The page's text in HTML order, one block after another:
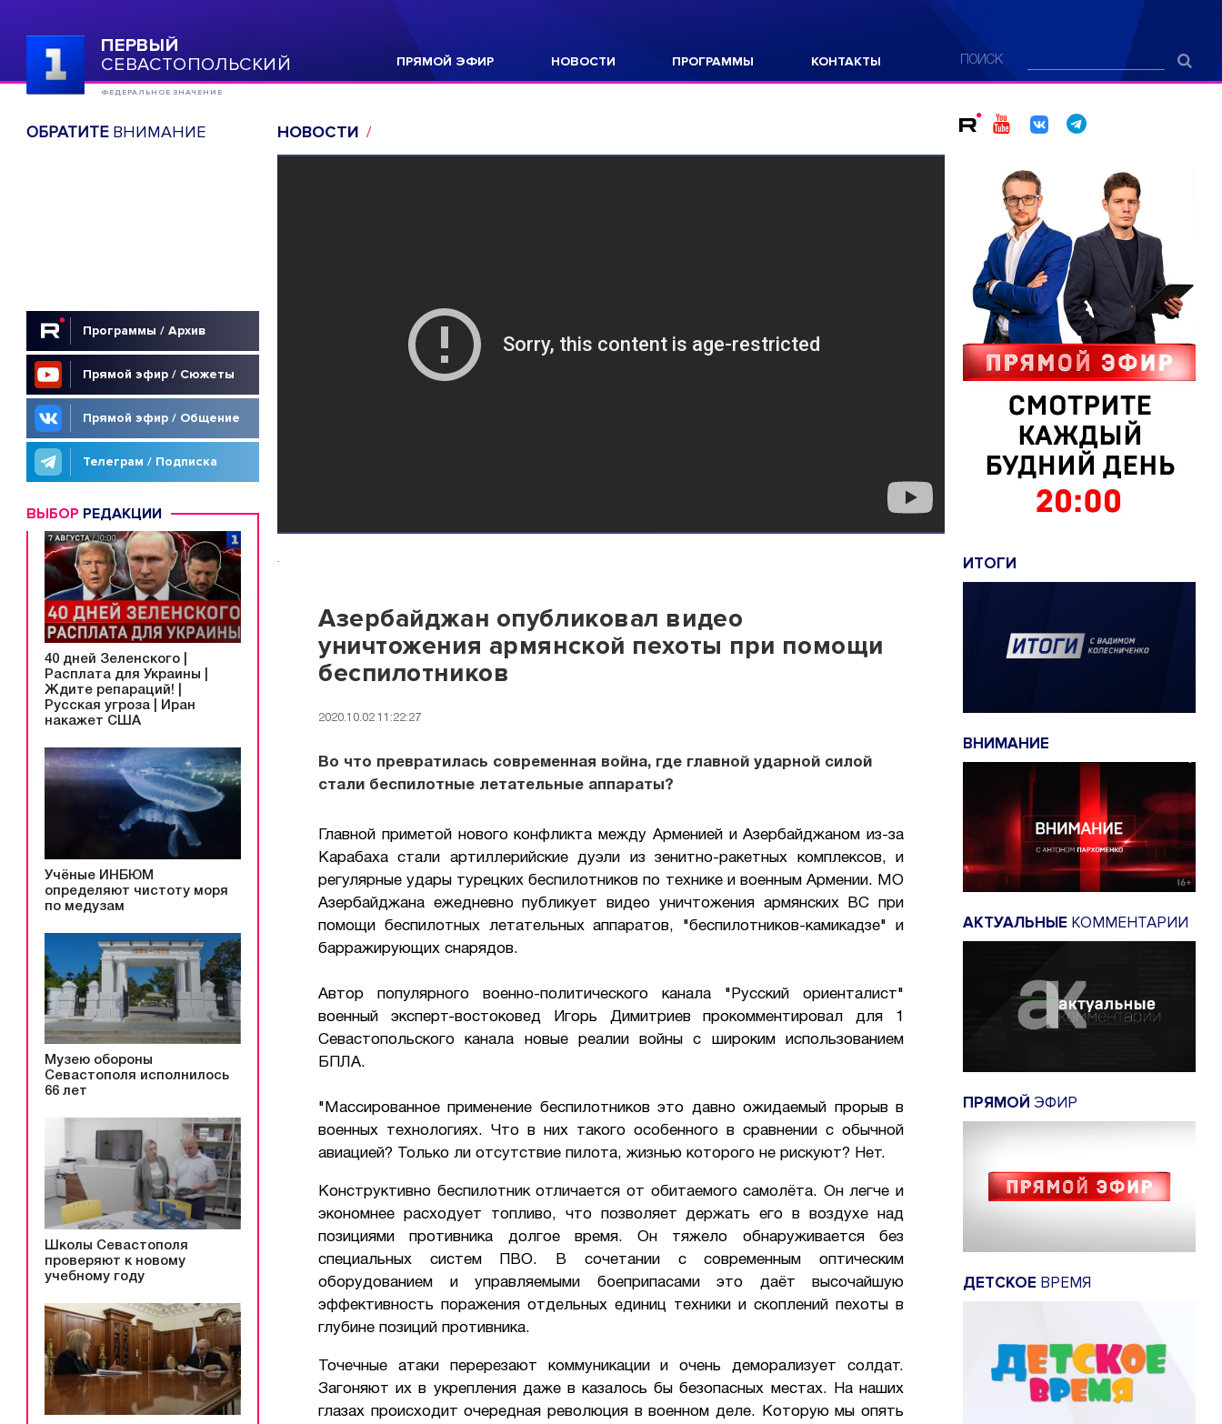
ПЕРВЫЙ
СЕВАСТОПОЛЬСКИЙ
ФЕДЕРАЛЬНОЕ ЗНАЧЕНИЕ
ПРЯМОЙ ЭФИР НОВОСТИ ПРОГРАММЫ КОНТАКТЫ ПОИСК
ОБРАТИТЕВНИМАНИЕ
Программы / Архив
Прямой эфир / Сюжеты
Прямой эфир / Общение
Телеграм / Подписка
ВЫБОР РЕДАКЦИИ
40 дней Зеленского |
Расплата для Украины |
Ждите репараций! |
Русская угроза | Иран
накажет США
Учёные ИНБЮМ
определяют чистоту моря
по медузам
Музею обороны
Севастополя исполнилось
66 лет
Школы Севастополя
проверяют к новому
учебному году
НОВОСТИ
.
Азербайджан опубликовал видео
уничтожения армянской пехоты при помощи
беспилотников
2020.10.02 11:22:27
Во что превратилась современная война, где главной ударной силой
стали беспилотные летательные аппараты?
Главной приметой нового конфликта между Арменией и Азербайджаном из-за
Карабаха стали артиллерийские дуэли из зенитно-ракетных комплексов, и
регулярные удары турецких беспилотников по технике и военным Армении. МО
Азербайджана ежедневно публикует видео уничтожения армянских ВС при
помощи беспилотных летательных аппаратов, "беспилотников-камикадзе" и
барражирующих снарядов.
Автор популярного военно-политического канала "Русский ориенталист"
военный эксперт-востоковед Игорь Димитриев прокомментировал для 1
Севастопольского канала новые реалии войны с широким использованием
БПЛА.
"Массированное применение беспилотников это давно ожидаемый прорыв в
военных технологиях. Что в них такого особенного в сравнении с обычной
авиацией? Только ли отсутствие пилота, жизнью которого не рискуют? Нет.
Конструктивно беспилотник отличается от обитаемого самолёта. Он легче и
экономнее расходует топливо, что позволяет держать его в воздухе над
позициями противника долгое время. Он тяжело обнаруживается без
специальных систем ПВО. В сочетании с современным оптическим
оборудованием и управляемыми боеприпасами это даёт высочайшую
эффективность поражения отдельных единиц техники и скоплений пехоты в
глубине позиций противника.
Точечные атаки перерезают коммуникации и очень деморализует солдат.
Загоняют их в укрепления даже в казалось бы безопасных местах. На наших
глазах происходит очередная революция в военном деле. Которую мы опять
ИТОГИ
ВНИМАНИЕ
АКТУАЛЬНЫЕ КОММЕНТАРИИ
ПРЯМОЙ ЭФИР
ДЕТСКОЕ ВРЕМЯ